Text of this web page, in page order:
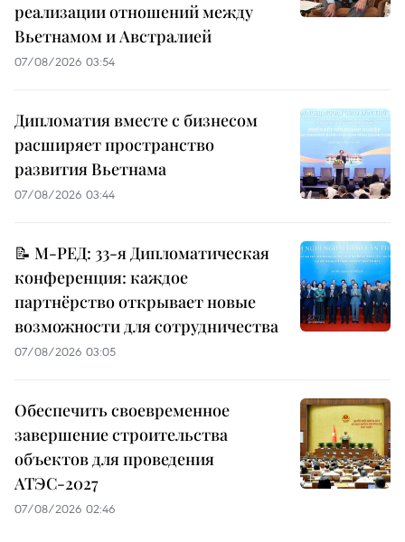
реализации отношений между
Вьетнамом и Австралией
07/08/2026 03:54
Дипломатия вместе с бизнесом
расширяет пространство
развития Вьетнама
07/08/2026 03:44
📝 М-РЕД: 33-я Дипломатическая
конференция: каждое
партнёрство открывает новые
возможности для сотрудничества
07/08/2026 03:05
Обеспечить своевременное
завершение строительства
объектов для проведения
АТЭС-2027
07/08/2026 02:46